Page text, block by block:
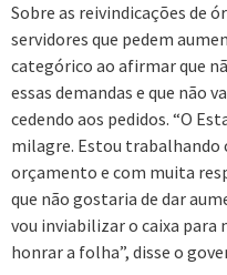
Sobre as reivindicações de
servidores que pedem
categórico ao afirmar que
essas demandas e que não
cedendo aos pedidos. “O
milagre. Estou trabalhando
orçamento e com muita
que não gostaria de dar
vou inviabilizar o caixa para
honrar a folha”, disse o